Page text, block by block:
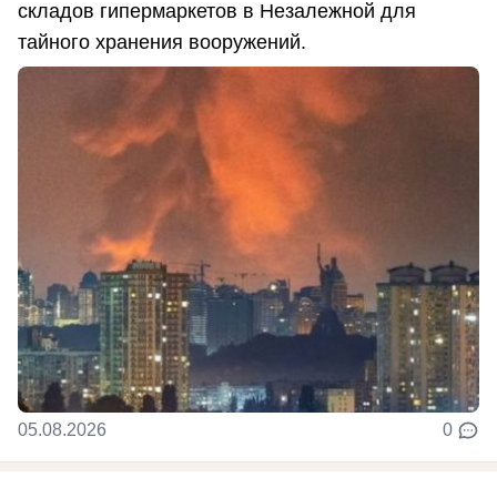
складов гипермаркетов в Незалежной для
тайного хранения вооружений.
05.08.2026 0